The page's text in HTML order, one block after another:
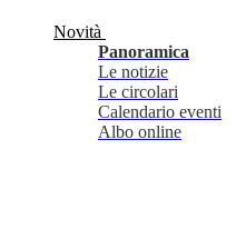
Novità
Panoramica
Le notizie
Le circolari
Calendario eventi
Albo online